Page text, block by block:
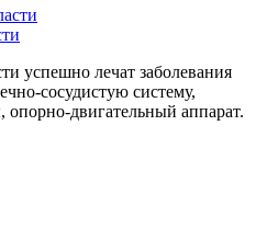
успешно лечат заболевания
сосудистую систему,
опорно-двигательный аппарат.